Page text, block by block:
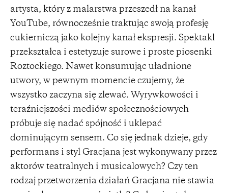
artysta, który z malarstwa przeszedł na kanał
YouTube, równocześnie traktując swoją profesję
cukierniczą jako kolejny kanał ekspresji. Spektakl
przekształca i estetyzuje surowe i proste piosenki
Roztockiego. Nawet konsumując uładnione
utwory, w pewnym momencie czujemy, że
wszystko zaczyna się zlewać. Wyrywkowości i
teraźniejszości mediów społecznościowych
próbuje się nadać spójność i uklepać
dominującym sensem. Co się jednak dzieje, gdy
performans i styl Gracjana jest wykonywany przez
aktorów teatralnych i musicalowych? Czy ten
rodzaj przetworzenia działań Gracjana nie stawia